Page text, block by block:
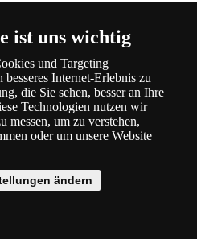
ist uns wichtig
und Targeting
Internet-Erlebnis zu
die Sie sehen, besser an Ihre
Technologien nutzen wir
messen, um zu verstehen,
oder um unsere Website
ändern